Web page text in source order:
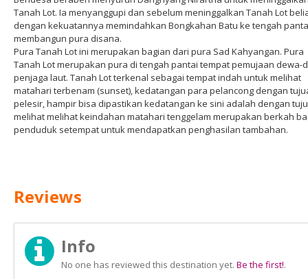
Tanah Lot. Ia menyanggupi dan sebelum meninggalkan Tanah Lot
dengan kekuatannya memindahkan Bongkahan Batu ke tengah
membangun pura disana.
Pura Tanah Lot ini merupakan bagian dari pura Sad Kahyangan. Pura
Tanah Lot merupakan pura di tengah pantai tempat pemujaan dewa-
penjaga laut. Tanah Lot terkenal sebagai tempat indah untuk melihat
matahari terbenam (sunset), kedatangan para pelancong dengan
pelesir, hampir bisa dipastikan kedatangan ke sini adalah dengan
melihat melihat keindahan matahari tenggelam merupakan berkah
penduduk setempat untuk mendapatkan penghasilan tambahan.
Reviews
Info
No one has reviewed this destination yet. Be the first!.